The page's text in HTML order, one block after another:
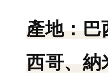
產地： 巴
西哥、納